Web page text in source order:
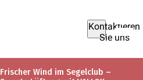
Kontaktieren
Sie uns
Frischer Wind im Segelclub –